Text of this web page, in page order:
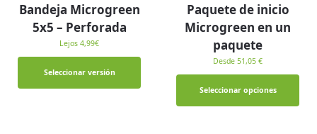
Bandeja Microgreen
5x5 – Perforada
Lejos 4,99€
Seleccionar versión
Paquete de inicio
Microgreen en un
paquete
Desde 51,05 €
Seleccionar opciones